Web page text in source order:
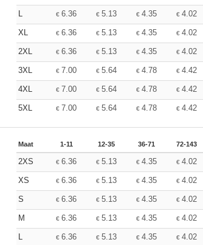
L €6.36 €5.13 €4.35 €4.02
XL €6.36 €5.13 €4.35 €4.02
2XL €6.36 €5.13 €4.35 €4.02
3XL € 7.00 €5.64 €4.78 €4.42
4XL € 7.00 €5.64 €4.78 €4.42
5XL € 7.00 €5.64 €4.78 €4.42
Maat 1-11 12-35 36-71 72-143
2XS €6.36 €5.13 €4.35 €4.02
XS €6.36 €5.13 €4.35 €4.02
S €6.36 €5.13 €4.35 €4.02
M €6.36 €5.13 €4.35 €4.02
L €6.36 €5.13 €4.35 €4.02